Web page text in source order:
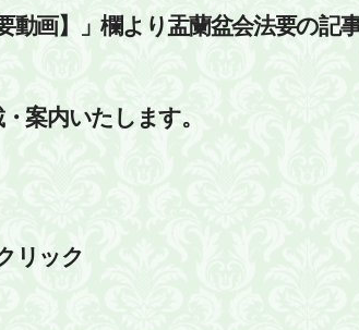
画】」欄より盂蘭盆会法要の記
案内いたします。
リック